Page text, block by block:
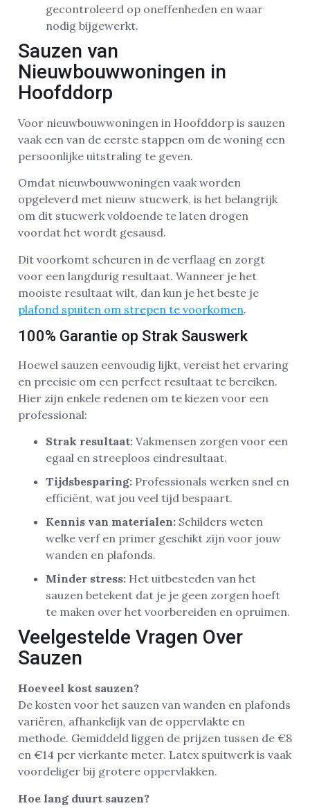
gecontroleerd op oneffenheden en waar
nodig bijgewerkt.
Sauzen van
Nieuwbouwwoningen in
Hoofddorp
Voor nieuwbouwwoningen in Hoofddorp is sauzen
vaak een van de eerste stappen om de woning een
persoonlijke uitstraling te geven.
Omdat nieuwbouwwoningen vaak worden
opgeleverd met nieuw stucwerk, is het belangrijk
om dit stucwerk voldoende te laten drogen
voordat het wordt gesausd.
Dit voorkomt scheuren in de verflaag en zorgt
voor een langdurig resultaat. Wanneer je het
mooiste resultaat wilt, dan kun je het beste je
plafond spuiten om strepen te voorkomen.
100% Garantie op Strak Sauswerk
Hoewel sauzen eenvoudig lijkt, vereist het ervaring
en precisie om een perfect resultaat te bereiken.
Hier zijn enkele redenen om te kiezen voor een
professional:
Strak resultaat: Vakmensen zorgen voor een
egaal en streeploos eindresultaat.
Tijdsbesparing: Professionals werken snel en
efficiënt, wat jou veel tijd bespaart.
Kennis van materialen: Schilders weten
welke verf en primer geschikt zijn voor jouw
wanden en plafonds.
Minder stress: Het uitbesteden van het
sauzen betekent dat je je geen zorgen hoeft
te maken over het voorbereiden en opruimen.
Veelgestelde Vragen Over
Sauzen
Hoeveel kost sauzen?
De kosten voor het sauzen van wanden en plafonds
variëren, afhankelijk van de oppervlakte en
methode. Gemiddeld liggen de prijzen tussen de €8
en €14 per vierkante meter. Latex spuitwerk is vaak
voordeliger bij grotere oppervlakken.
Hoe lang duurt sauzen?